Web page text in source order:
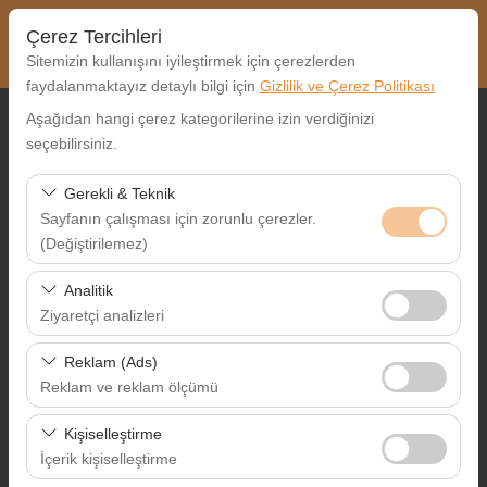
Çerez Tercihleri
Sitemizin kullanışını iyileştirmek için çerezlerden
faydalanmaktayız detaylı bilgi için Gizlilik ve Çerez Politikası
Aşağıdan hangi çerez kategorilerine izin verdiğinizi
seçebilirsiniz.
Gerekli & Teknik
Sayfanın çalışması için zorunlu çerezler.
(Değiştirilemez)
Bu çerezler sitenin doğru şekilde çalışması, güvenlik,
oturum yönetimi ve temel işlevler için gereklidir. Devre
dışı bırakılamaz.
Analitik
Ziyaretçi analizleri
Bu çerezler, sitemizin nasıl kullanıldığını (ziyaretçi sayısı,
en çok ziyaret edilen sayfalar, kullanıcı davranışları)
analiz etmemizi sağlar. Bu veriler, web sitesi
performansını ölçmek ve kullanıcı deneyimini sürekli
iyileştirmek için kullanılır.
Reklam (Ads)
Reklam ve reklam ölçümü
Bu çerezler, size ilgi alanlarınıza uygun kişiselleştirilmiş
reklamlar göstermemize ve reklam kampanyalarımızın
etkinliğini (gösterim sayısı, tıklama oranı) ölçmemize
Kişiselleştirme
İçerik kişiselleştirme
Alış Lokasyonu
Farklı yerde bırakmak istiyorum
Alış Tarih & Saat
Bırakış Tarih & Saat
09:00